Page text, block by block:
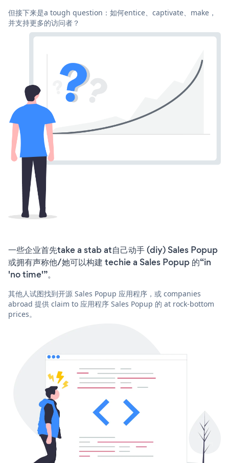
但接下来是a tough question：如何entice、captivate、make，
并支持更多的访问者？
一些企业首先take a stab at自己动手 (diy) Sales Popup
或拥有声称他/她可以构建 techie a Sales Popup 的“in
'no time'”。
其他人试图找到开源 Sales Popup 应用程序，或 companies
abroad 提供 claim to 应用程序 Sales Popup 的 at rock-bottom
prices。